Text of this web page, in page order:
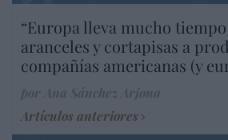
“Europa lleva mucho
aranceles y cortapisas a
compañías americanas (y
Artículos anteriores